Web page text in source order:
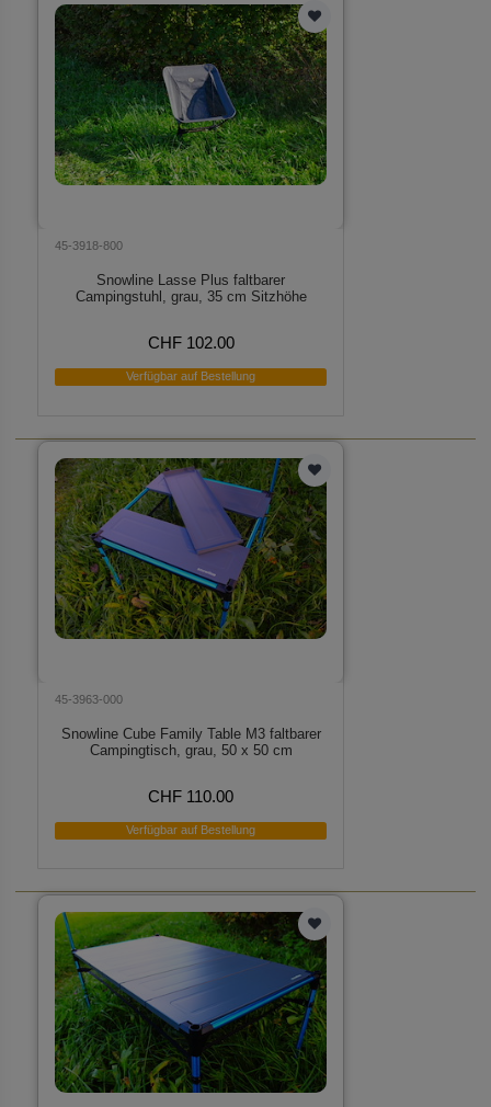
45-3918-800
Snowline Lasse Plus faltbarer
Campingstuhl, grau, 35 cm Sitzhöhe
CHF 102.00
Verfügbar auf Bestellung
45-3963-000
Snowline Cube Family Table M3 faltbarer
Campingtisch, grau, 50 x 50 cm
CHF 110.00
Verfügbar auf Bestellung